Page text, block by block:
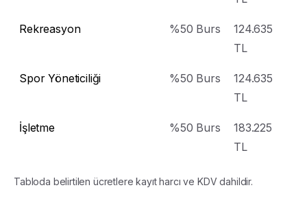
Rekreasyon %50 Burs
124.635
TL
Spor Yöneticiliği %50 Burs
124.635
TL
İşletme %50 Burs
183.225
TL
Tabloda belirtilen ücretlere kayıt harcı ve KDV dahildir.
Lisans
Yüksek Lisans Tezsiz